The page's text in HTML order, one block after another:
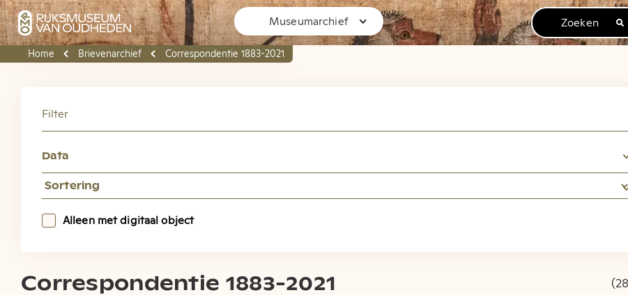
Museumarchief Zoeken
Rijksmuseum van
Hier vindt u naast de digitale kopieën van het brievenarchief en
Home Brievenarchief Correspondentie 1883-2021
Filter
Data
Alleen met digitaal object
Correspondentie 1883-2021